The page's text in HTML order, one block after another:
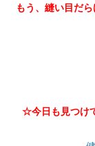
もう、縫い目だ
☆今日も見つけ